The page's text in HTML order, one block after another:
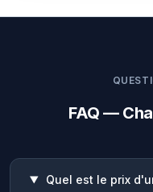
FAQ —
Quel est le prix